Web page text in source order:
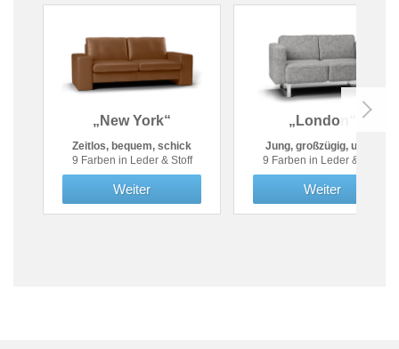
„New York“
Zeitlos, bequem, schick
9 Farben in Leder & Stoff
Weiter
„London“
Jung, großzügig, urban
9 Farben in Leder & Stoff
Weiter